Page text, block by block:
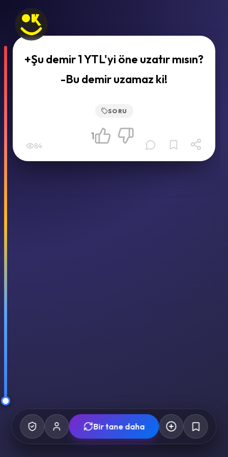
+Şu demir 1 YTL'yi öne uzatır mısın?
-Bu demir uzamaz ki!
SORU
84
1
Bir tane daha